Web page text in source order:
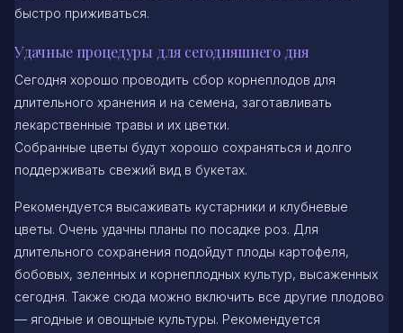
быстро приживаться.
Удачные процедуры для сегодняшнего дня
Сегодня хорошо проводить сбор корнеплодов для
длительного хранения и на семена, заготавливать
лекарственные травы и их цветки.
Собранные цветы будут хорошо сохраняться и долго
поддерживать свежий вид в букетах.
Рекомендуется высаживать кустарники и клубневые
цветы. Очень удачны планы по посадке роз. Для
длительного сохранения подойдут плоды картофеля,
бобовых, зеленных и корнеплодных культур, высаженных
сегодня. Также сюда можно включить все другие плодово
— ягодные и овощные культуры. Рекомендуется